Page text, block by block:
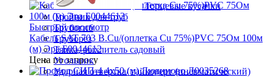
Торцевые кусачки
Тройник для труб
Трубогиб
Труборез
Тяпка, рыхлитель садовый
Угольник
Ударная отвертка/ гайковерт (пневматический)
Быстрый просмотр
Кабель SAT 703 B.Cu/(оплетка Cu 75%)PVC 75Ом 100м
(м) Эра Б0044612
Цена по запросу